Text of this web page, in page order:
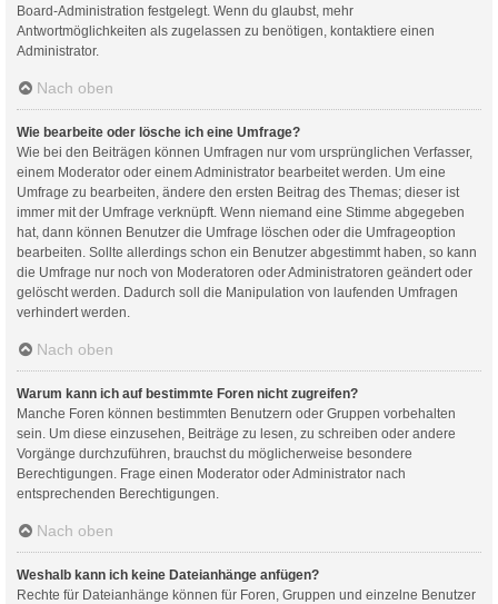
Board-Administration festgelegt. Wenn du glaubst, mehr
Antwortmöglichkeiten als zugelassen zu benötigen, kontaktiere einen
Administrator.
Nach oben
Wie bearbeite oder lösche ich eine Umfrage?
Wie bei den Beiträgen können Umfragen nur vom ursprünglichen Verfasser,
einem Moderator oder einem Administrator bearbeitet werden. Um eine
Umfrage zu bearbeiten, ändere den ersten Beitrag des Themas; dieser ist
immer mit der Umfrage verknüpft. Wenn niemand eine Stimme abgegeben
hat, dann können Benutzer die Umfrage löschen oder die Umfrageoption
bearbeiten. Sollte allerdings schon ein Benutzer abgestimmt haben, so kann
die Umfrage nur noch von Moderatoren oder Administratoren geändert oder
gelöscht werden. Dadurch soll die Manipulation von laufenden Umfragen
verhindert werden.
Nach oben
Warum kann ich auf bestimmte Foren nicht zugreifen?
Manche Foren können bestimmten Benutzern oder Gruppen vorbehalten
sein. Um diese einzusehen, Beiträge zu lesen, zu schreiben oder andere
Vorgänge durchzuführen, brauchst du möglicherweise besondere
Berechtigungen. Frage einen Moderator oder Administrator nach
entsprechenden Berechtigungen.
Nach oben
Weshalb kann ich keine Dateianhänge anfügen?
Rechte für Dateianhänge können für Foren, Gruppen und einzelne Benutzer